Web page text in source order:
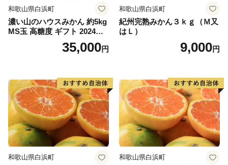
和歌山県白浜町
濃い山のハウスみかん 約5kg
MS玉 高糖度 ギフト 2024年7
35,000円
和歌山県白浜町
紀州完熟みかん３ｋｇ（Ｍ又
はＬ）
9,000円
和歌山県白浜町 和歌山県白浜町